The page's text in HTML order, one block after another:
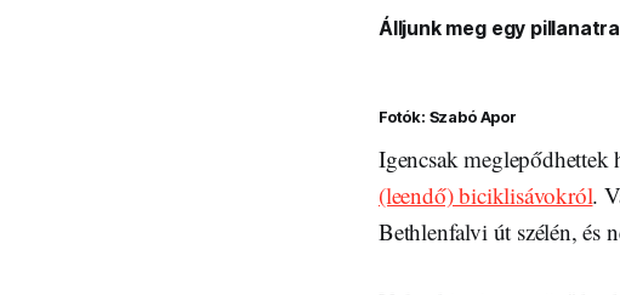
Álljunk meg egy
Fotók: Szabó Apor
Igencsak
(leendő) biciklisávokról.
Bethlenfalvi út szélén, és